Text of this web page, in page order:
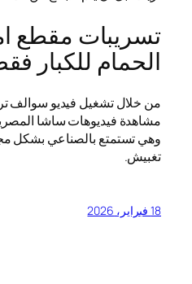
تسريبات مقطع
الحمام للكبار
من خلال تشغيل فيديو سوالف
مشاهدة فيديوهات ساشا
وهي تستمتع بالصناعي بشكل
تغبيش.
18 فبراير، 2026